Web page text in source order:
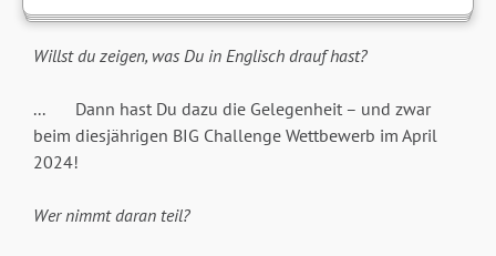
Willst du zeigen, was Du in Englisch drauf hast?
... Dann hast Du dazu die Gelegenheit – und zwar
beim diesjährigen BIG Challenge Wettbewerb im April
2024!
Wer nimmt daran teil?